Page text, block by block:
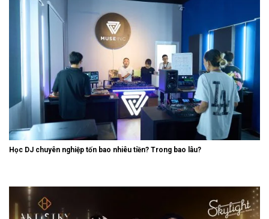
Học DJ chuyên nghiệp tốn bao nhiêu tiền? Trong bao lâu?